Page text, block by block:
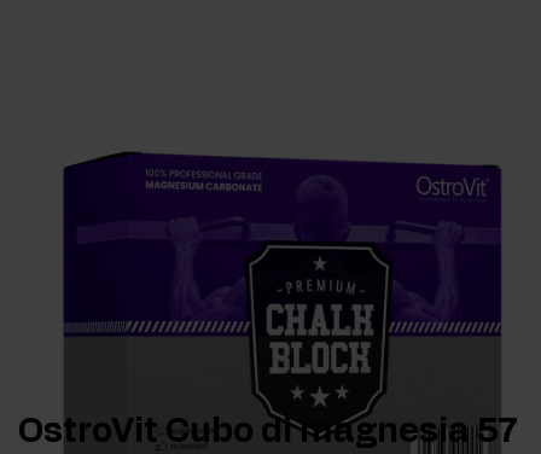
OstroVit Cubo di magnesia 57